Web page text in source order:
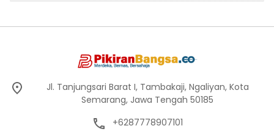
Jl. Tanjungsari Barat I, Tambakaji, Ngaliyan, Kota
Semarang, Jawa Tengah 50185
+6287778907101